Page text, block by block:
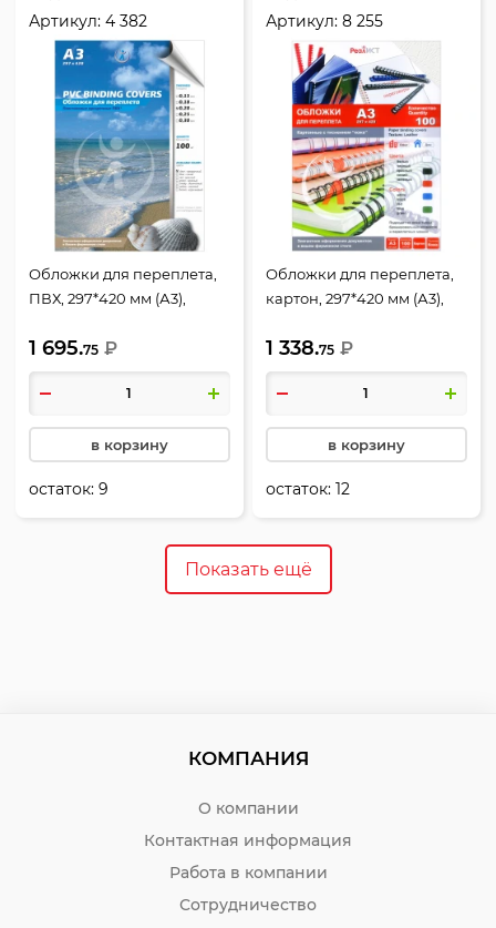
Артикул:4 382
Обложки для переплета,
ПВХ, 297*420 мм (А3),
шт, РеалИСТ
1 695.75 ₽
в корзину
остаток:9
Артикул:8 255
Обложки для переплета,
картон, 297*420 мм (А3),
кожа, 100 шт, РеалИСТ
1 338.75 ₽
в корзину
остаток:12
Показать ещё
КОМПАНИЯ
О компании
Контактная информация
Работа в компании
Сотрудничество